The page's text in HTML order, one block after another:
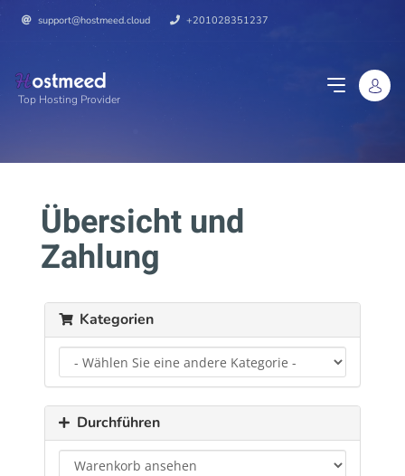
support@hostmeed.cloud +201028351237
Top Hosting Provider
Übersicht und
Zahlung
Kategorien
Durchführen